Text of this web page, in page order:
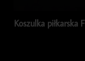
Koszulka